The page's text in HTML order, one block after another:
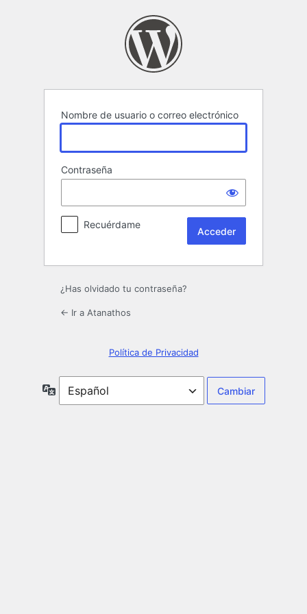
Nombre de usuario o correo electrónico
Contraseña
Recuérdame
¿Has olvidado tu contraseña?
← Ir a Atanathos
Política de Privacidad
Idioma